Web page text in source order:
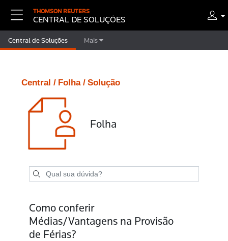
THOMSON REUTERS
CENTRAL DE SOLUÇÕES
Central de Soluções Mais
Central / Folha / Solução
Folha
Como conferir
Médias/Vantagens na Provisão
de Férias?